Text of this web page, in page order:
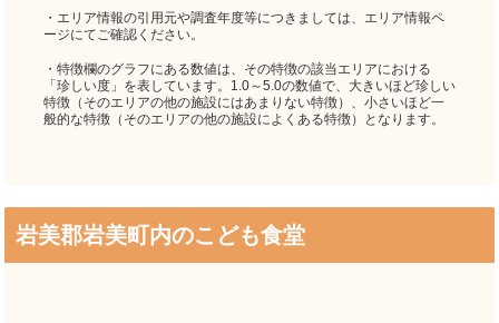
・エリア情報の引用元や調査年度等につきましては、エリア情報ペ
ージにてご確認ください。
・特徴欄のグラフにある数値は、その特徴の該当エリアにおける
「珍しい度」を表しています。1.0～5.0の数値で、大きいほど珍しい
特徴（そのエリアの他の施設にはあまりない特徴）、小さいほど一
般的な特徴（そのエリアの他の施設によくある特徴）となります。
岩美郡岩美町内のこども食堂